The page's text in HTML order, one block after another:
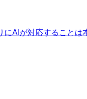
AIが対応することは